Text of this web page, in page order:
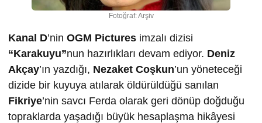
Fotoğraf: Arşiv
Kanal D’nin OGM Pictures imzalı dizisi
“Karakuyu”nun hazırlıkları devam ediyor. Deniz
Akçay’ın yazdığı, Nezaket Coşkun’un yöneteceği
dizide bir kuyuya atılarak öldürüldüğü sanılan
Fikriye’nin savcı Ferda olarak geri dönüp doğduğu
topraklarda yaşadığı büyük hesaplaşma hikâyesi